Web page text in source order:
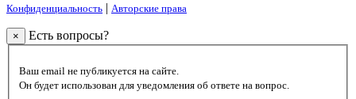
Конфиденциальность | Авторские права
× Есть вопросы?
Ваш email не публикуется на сайте.
Он будет использован для уведомления об ответе на вопрос.